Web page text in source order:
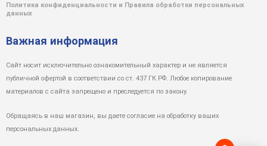
Политика конфиденциальности и Правила обработки персональных
данных
Важная информация
Сайт носит исключительно ознакомительный характер и не является
публичной офертой в соответствии со ст. 437 ГК РФ. Любое копирование
материалов с сайта запрещено и преследуется по закону.
Обращаясь в наш магазин, вы даете согласие на обработку ваших
персональных данных.